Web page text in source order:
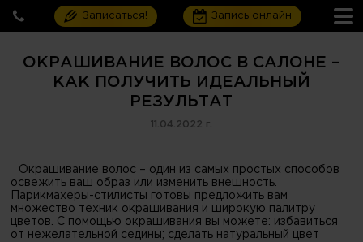
Записаться! Запись онлайн
ОКРАШИВАНИЕ ВОЛОС В САЛОНЕ –
КАК ПОЛУЧИТЬ ИДЕАЛЬНЫЙ
РЕЗУЛЬТАТ
11.04.2022 г.
Окрашивание волос – один из самых простых способов
освежить ваш образ или изменить внешность.
Парикмахеры-стилисты готовы предложить вам
множество техник окрашивания и широкую палитру
цветов. С помощью окрашивания вы можете: избавиться
от нежелательной седины; сделать натуральный цвет